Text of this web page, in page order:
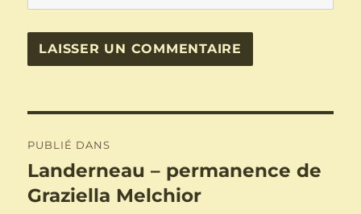
de
l’article
PUBLIÉ DANS
Landerneau – permanence de
Graziella Melchior